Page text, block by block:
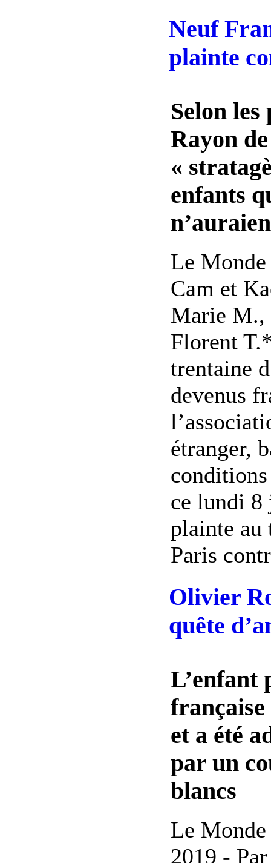
Neuf
plainte
Selon
Rayon
«
enfants
Le
Cam et
Marie M.,
Florent
trentaine
devenus
étranger,
ce lundi 8
plainte au
Paris
Olivier
quête
L’enfant
française
et a été
par un
blancs
Le
2019 -